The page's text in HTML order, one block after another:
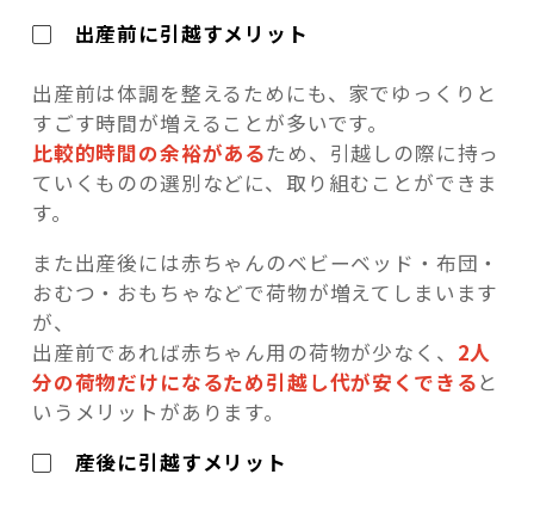
▢ 出産前に引越すメリット
出産前は体調を整えるためにも、家でゆっくりと
すごす時間が増えることが多いです。
比較的時間の余裕があるため、引越しの際に持っ
ていくものの選別などに、取り組むことができま
す。
また出産後には赤ちゃんのベビーベッド・布団・
おむつ・おもちゃなどで荷物が増えてしまいます
が、
出産前であれば赤ちゃん用の荷物が少なく、 2人
分の荷物だけになるため引越し代が安くできると
いうメリットがあります。
▢ 産後に引越すメリット